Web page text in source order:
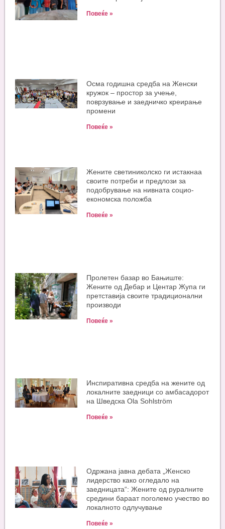
Повеќе »
Oсма годишна средба на Женски
кружок – простор за учење,
поврзување и заедничко креирање
промени
Повеќе »
Жените светиниколско ги истакнаа
своите потреби и предлози за
подобрување на нивната социо-
економска положба
Повеќе »
Пролетен базар во Бањиште:
Жените од Дебар и Центар Жупа ги
претставија своите традиционални
производи
Повеќе »
Инспиративна средба на жените од
локалните заедници со амбасадорот
на Шведска Ola Sohlström
Повеќе »
Одржана јавна дебата „Женско
лидерство како огледало на
заедницата“: Жените од руралните
средини бараат поголемо учество во
локалното одлучување
Повеќе »